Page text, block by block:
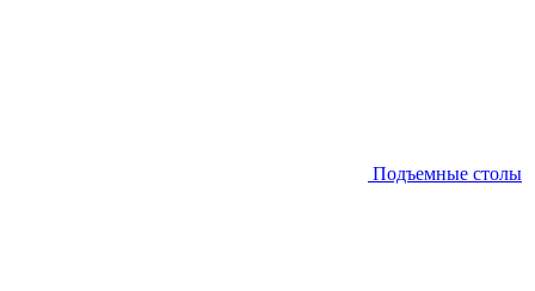
Подъемные столы